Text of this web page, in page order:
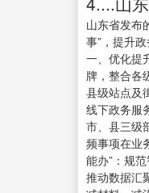
山东省发布
事”，提升
一、优化提
牌，整合各
县级站点及
线下政务服
市、县三级
频事项在业
能办”：规
推动数据汇